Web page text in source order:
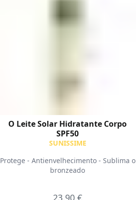
O Leite Solar Hidratante Corpo
SPF50
SUNISSIME
Protege - Antienvelhecimento - Sublima o
bronzeado
23,90 €